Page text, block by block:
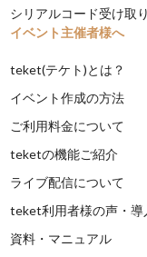
シリアルコード受け取り
イベント主催者様へ
teket(テケト)とは？
イベント作成の方法
ご利用料金について
teketの機能ご紹介
ライブ配信について
teket利用者様の声・導
資料・マニュアル